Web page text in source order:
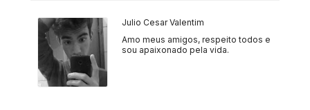
Julio Cesar Valentim
Amo meus amigos, respeito todos e
sou apaixonado pela vida.